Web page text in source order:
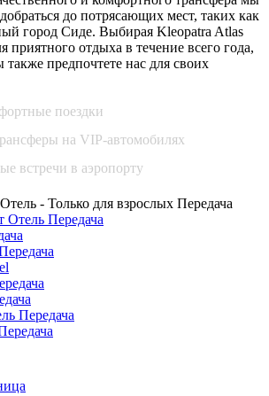
до потрясающих мест, таких как
город Сиде. Выбирая Kleopatra Atlas
приятного отдыха в течение всего года,
предпочтете нас для своих
поездки
на VIP-автомобилях
встречи в аэропорту
Отель Передача
Передача